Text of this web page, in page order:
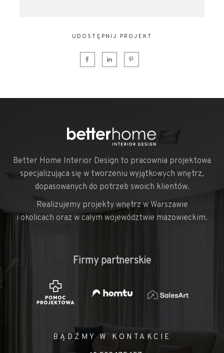
UDOSTĘPNIJ PROJEKT
Better Home Interior Design to pracownia projektowa
specjalizująca się w tworzeniu wyjątkowych wnętrz,
dopasowanych do potrzeb swoich klientów.
Realizujemy projekty wnętrz w Warszawie
i okolicach oraz w całym województwie mazowieckim.
Firmy partnerskie
BĄDŹMY W KONTAKCIE